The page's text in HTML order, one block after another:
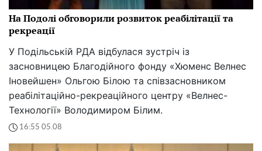
На Подолі обговорили розвиток реабілітації та
рекреації
У Подільській РДА відбулася зустріч із
засновницею Благодійного фонду «Хюменс Велнес
Іновейшен» Ольгою Білою та співзасновником
реабілітаційно-рекреаційного центру «Велнес-
Технології» Володимиром Білим.
16:55 05.08